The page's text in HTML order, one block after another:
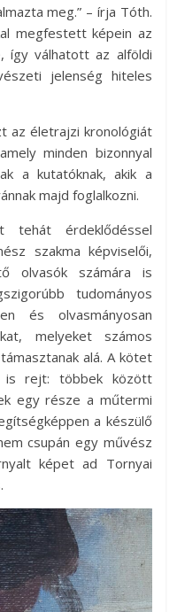
meg.” – írja Tóth.
megfestett képein az
így válhatott az alföldi
jelenség hiteles
az életrajzi kronológiát
minden bizonnyal
a kutatóknak, akik a
majd foglalkozni.
tehát érdeklődéssel
szakma képviselői,
olvasók számára is
tudományos
és olvasmányosan
melyeket számos
alá. A kötet
is rejt: többek között
egy része a műtermi
a készülő
csupán egy művész
képet ad Tornyai